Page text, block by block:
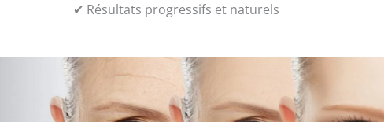
✔ Résultats progressifs et naturels